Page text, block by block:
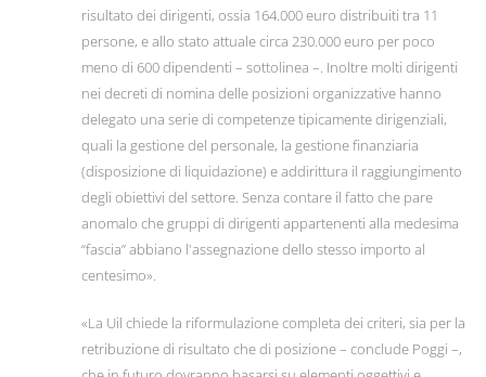
risultato dei dirigenti, ossia 164.000 euro distribuiti tra 11
persone, e allo stato attuale circa 230.000 euro per poco
meno di 600 dipendenti – sottolinea –. Inoltre molti dirigenti
nei decreti di nomina delle posizioni organizzative hanno
delegato una serie di competenze tipicamente dirigenziali,
quali la gestione del personale, la gestione finanziaria
(disposizione di liquidazione) e addirittura il raggiungimento
degli obiettivi del settore. Senza contare il fatto che pare
anomalo che gruppi di dirigenti appartenenti alla medesima
“fascia” abbiano l'assegnazione dello stesso importo al
centesimo».
«La Uil chiede la riformulazione completa dei criteri, sia per la
retribuzione di risultato che di posizione – conclude Poggi –,